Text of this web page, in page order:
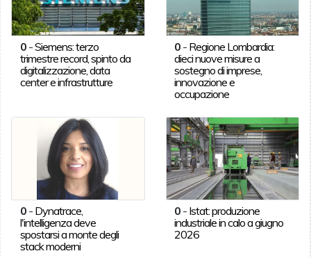
0-Siemens: terzo
trimestre record, spinto da
digitalizzazione, data
center e infrastrutture
0 - Regione Lombardia:
dieci nuove misure a
sostegno di imprese,
innovazione e
occupazione
0- Dynatrace,
l'intelligenza deve
spostarsi a monte degli
stack moderni
0 - Istat: produzione
industriale in calo a giugno
2026